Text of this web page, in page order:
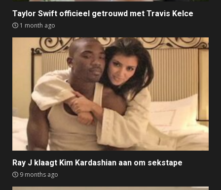
Taylor Swift officieel getrouwd met Travis Kelce
1 month ago
Ray J klaagt Kim Kardashian aan om sekstape
9 months ago